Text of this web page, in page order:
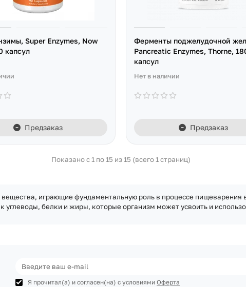
Super Enzymes, Now
капсул
Предзаказ
Ферменты поджелудочной
Pancreatic Enzymes, Thorne,
капсул
Нет в наличии
Предзаказ
Показано с 1 по 15 из 15 (всего 1 страниц)
играющие фундаментальную роль в процессе
белки и жиры, которые организм может усвоить и
Я прочитал(а) и согласен(на) с условиями Оферта